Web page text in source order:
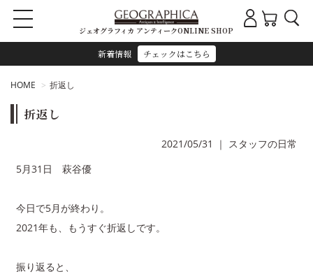
新着情報 チェックはこちら
ジェオグラフィカ アンティークONLINE SHOP
HOME 折返し
折返し
2021/05/31 ｜ スタッフの日常
5月31日 萩谷優
今日で5月が終わり。
2021年も、もうすぐ折返しです。
振り返ると、